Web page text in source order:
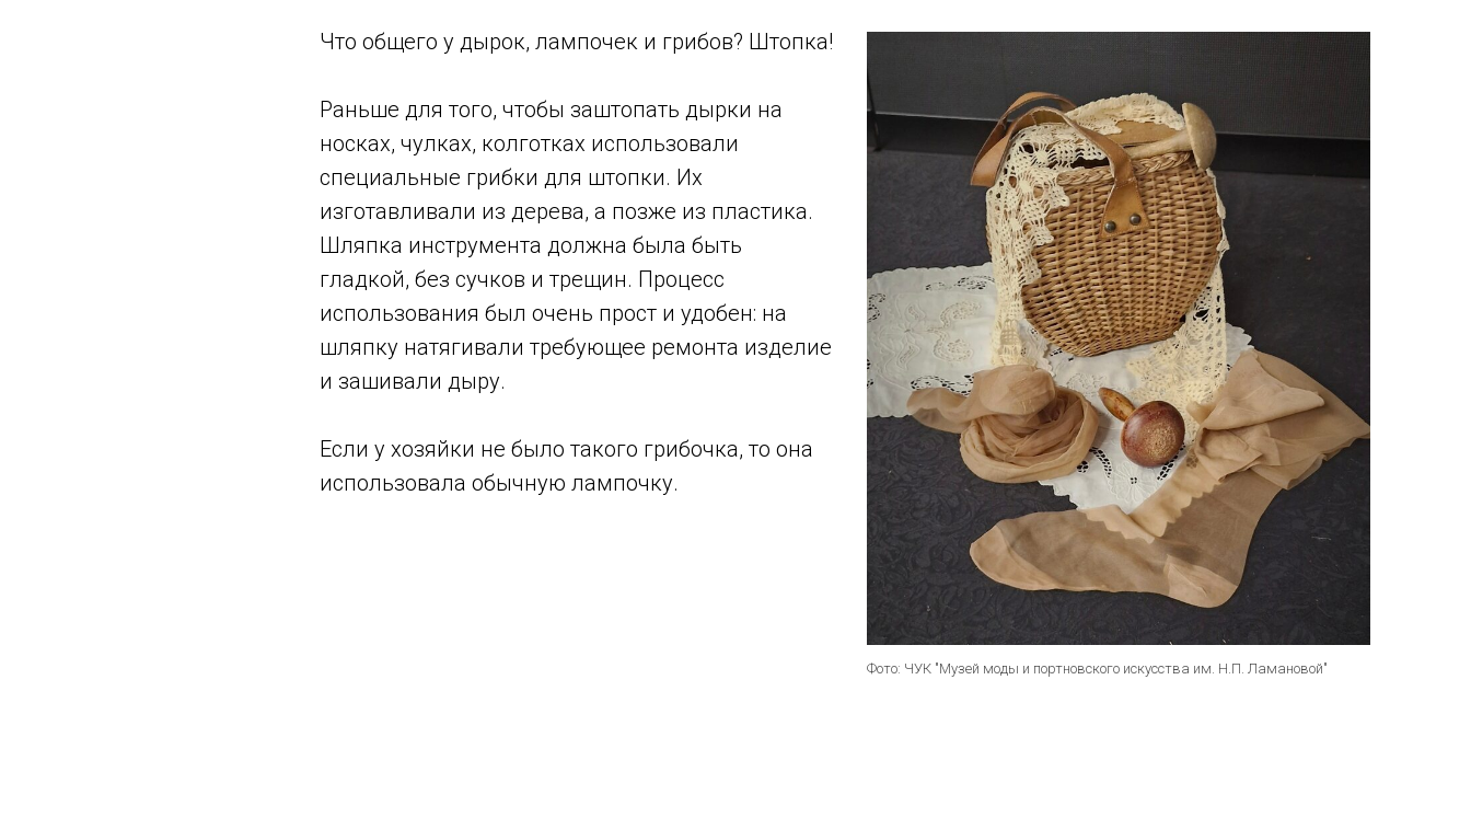
Фото: ЧУК "Музей моды и портновского искусства им. Н.П. Ламановой"
Что общего у дырок, лампочек и грибов? Штопка!
Раньше для того, чтобы заштопать дырки на
носках, чулках, колготках использовали
специальные грибки для штопки. Их
изготавливали из дерева, а позже из пластика.
Шляпка инструмента должна была быть
гладкой, без сучков и трещин. Процесс
использования был очень прост и удобен: на
шляпку натягивали требующее ремонта изделие
и зашивали дыру.
Если у хозяйки не было такого грибочка, то она
использовала обычную лампочку.